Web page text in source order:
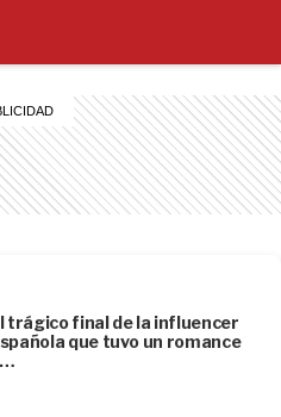
trágico final de la influencer
que tuvo un romance